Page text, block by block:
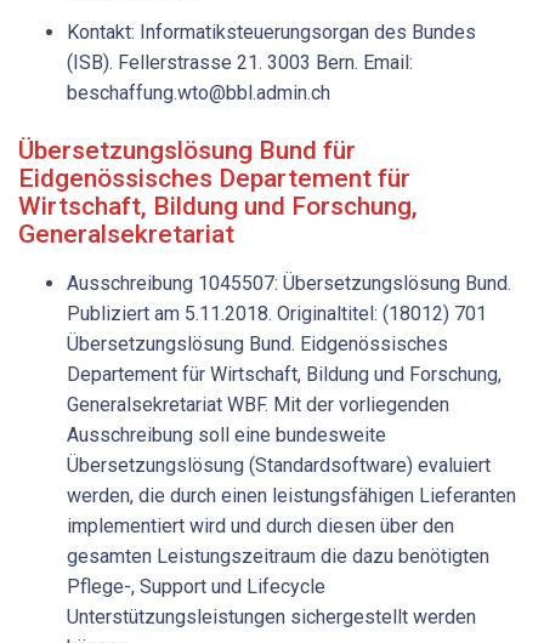
Kontakt: Informatiksteuerungsorgan des Bundes
(ISB). Fellerstrasse 21. 3003 Bern. Email:
beschaffung.wto@bbl.admin.ch
Übersetzungslösung Bund für
Eidgenössisches Departement für
Wirtschaft, Bildung und Forschung,
Generalsekretariat
Ausschreibung 1045507: Übersetzungslösung Bund.
Publiziert am 5.11.2018. Originaltitel: (18012) 701
Übersetzungslösung Bund. Eidgenössisches
Departement für Wirtschaft, Bildung und Forschung,
Generalsekretariat WBF. Mit der vorliegenden
Ausschreibung soll eine bundesweite
Übersetzungslösung (Standardsoftware) evaluiert
werden, die durch einen leistungsfähigen Lieferanten
implementiert wird und durch diesen über den
gesamten Leistungszeitraum die dazu benötigten
Pflege-, Support und Lifecycle
Unterstützungsleistungen sichergestellt werden